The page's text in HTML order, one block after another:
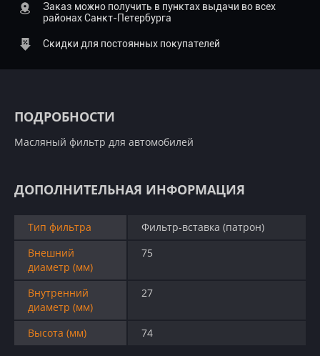
Заказ можно получить в пунктах выдачи во всех
районах Санкт-Петербурга
Скидки для постоянных покупателей
ПОДРОБНОСТИ
Масляный фильтр для автомобилей
ДОПОЛНИТЕЛЬНАЯ ИНФОРМАЦИЯ
Тип фильтра
Фильтр-вставка (патрон)
Внешний
диаметр (мм)
75
Внутренний
диаметр (мм)
27
Высота (мм) 74